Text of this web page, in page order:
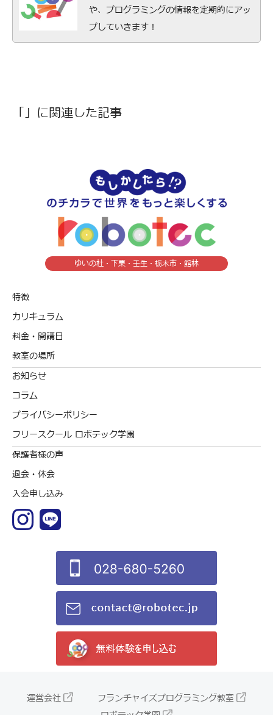
や、プログラミングの情報を定期的にアッ
プしていきます！
「」に関連した記事
ゆいの杜・下栗・壬生・栃木市・館林
特徴
カリキュラム
料金・開講日
教室の場所
お知らせ
コラム
プライバシーポリシー
フリースクール ロボテック学園
保護者様の声
退会・休会
入会申し込み
運営会社
フランチャイズプログラミング教室